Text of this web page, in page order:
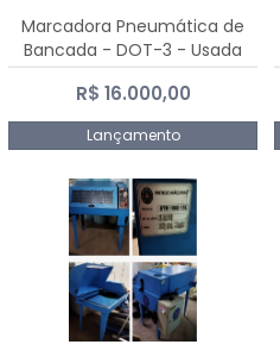
Marcadora Pneumática de
Bancada - DOT-3 - Usada
R$ 16.000,00
Lançamento